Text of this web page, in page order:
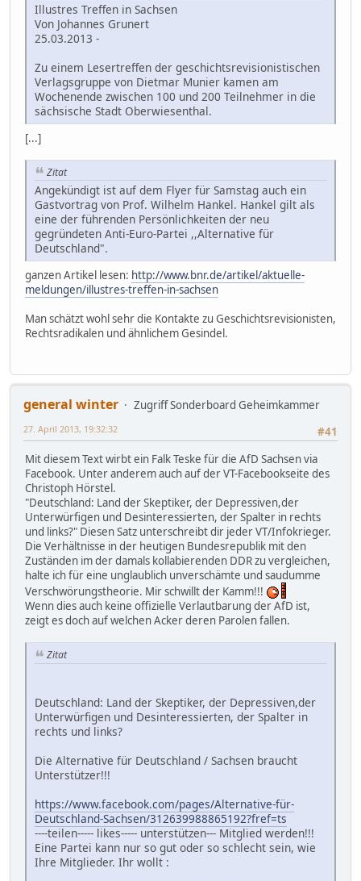
Illustres Treffen in Sachsen
Von Johannes Grunert
25.03.2013 -
Zu einem Lesertreffen der geschichtsrevisionistischen
Verlagsgruppe von Dietmar Munier kamen am
Wochenende zwischen 100 und 200 Teilnehmer in die
sächsische Stadt Oberwiesenthal.
[...]
Zitat
Angekündigt ist auf dem Flyer für Samstag auch ein
Gastvortrag von Prof. Wilhelm Hankel. Hankel gilt als
eine der führenden Persönlichkeiten der neu
gegründeten Anti-Euro-Partei ,,Alternative für
Deutschland".
ganzen Artikel lesen: http://www.bnr.de/artikel/aktuelle-
meldungen/illustres-treffen-in-sachsen
Man schätzt wohl sehr die Kontakte zu Geschichtsrevisionisten,
Rechtsradikalen und ähnlichem Gesindel.
general winter
Zugriff Sonderboard Geheimkammer
#41
27. April 2013, 19:32:32
Mit diesem Text wirbt ein Falk Teske für die AfD Sachsen via
Facebook. Unter anderem auch auf der VT-Facebookseite des
Christoph Hörstel.
"Deutschland: Land der Skeptiker, der Depressiven,der
Unterwürfigen und Desinteressierten, der Spalter in rechts
und links?" Diesen Satz unterschreibt dir jeder VT/Infokrieger.
Die Verhältnisse in der heutigen Bundesrepublik mit den
Zuständen im der damals kollabierenden DDR zu vergleichen,
halte ich für eine unglaublich unverschämte und saudumme
Verschwörungstheorie. Mir schwillt der Kamm!!!
Wenn dies auch keine offizielle Verlautbarung der AfD ist,
zeigt es doch auf welchen Acker deren Parolen fallen.
Zitat
Deutschland: Land der Skeptiker, der Depressiven,der
Unterwürfigen und Desinteressierten, der Spalter in
rechts und links?
Die Alternative für Deutschland / Sachsen braucht
Unterstützer!!!
https://www.facebook.com/pages/Alternative-für-
Deutschland-Sachsen/312639988865192?fref=ts
----teilen----- likes----- unterstützen--- Mitglied werden!!!
Eine Partei kann nur so gut oder so schlecht sein, wie
Ihre Mitglieder. Ihr wollt :